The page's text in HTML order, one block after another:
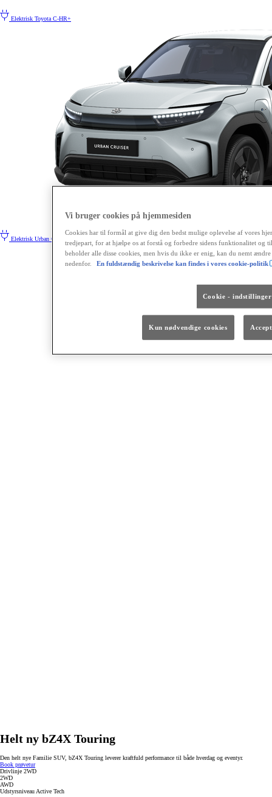
Elektrisk Toyota C-HR+
Elektrisk Urban Cruiser
Helt ny bZ4X Touring
Den helt nye Familie SUV, bZ4X Touring leverer kraftfuld performance til både hverdag og eventyr.
Book prøvetur
Drivlinje 2WD
2WD
AWD
Udstyrsniveau Active Tech
Vi bruger cookies på hjemmesiden
Cookies har til formål at give dig den bedst mulige oplevelse af vores
tredjepart, for at hjælpe os at forstå og forbedre sidens funktionalitet og
beholder alle disse cookies, men hvis du ikke er enig, kan du nemt
nedenfor.
En fuldstændig beskrivelse kan findes i vores cookie-politik
Cookie - indstillinger
Kun nødvendige cookies